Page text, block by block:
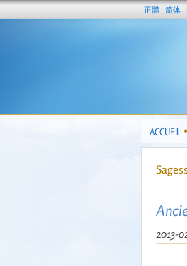
正體 简体
ACCUEIL
2013-